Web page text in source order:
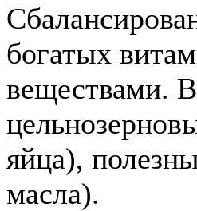
богатых
веществами.
яйца),
масла).